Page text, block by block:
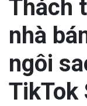
Thách
nhà
ngôi
TikTok